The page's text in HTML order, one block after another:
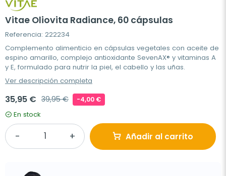
Vitae Oliovita Radiance, 60 cápsulas
Referencia: 222234
Complemento alimenticio en cápsulas vegetales con aceite de
espino amarillo, complejo antioxidante SevenAX® y vitaminas A
y E, formulado para nutrir la piel, el cabello y las uñas.
Ver descripción completa
35,95 € 39,95 € -4,00 €
En stock
Añadir al carrito